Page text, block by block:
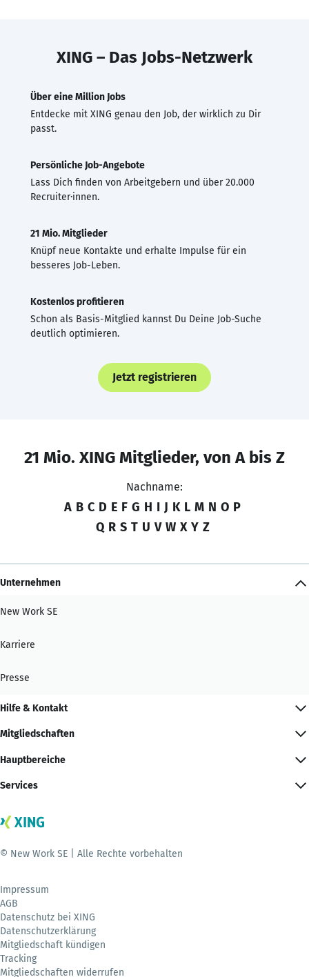
XING – Das Jobs-Netzwerk
Über eine Million Jobs
Entdecke mit XING genau den Job, der wirklich zu Dir
passt.
Persönliche Job-Angebote
Lass Dich finden von Arbeitgebern und über 20.000
Recruiter·innen.
21 Mio. Mitglieder
Knüpf neue Kontakte und erhalte Impulse für ein
besseres Job-Leben.
Kostenlos profitieren
Schon als Basis-Mitglied kannst Du Deine Job-Suche
deutlich optimieren.
Jetzt registrieren
21 Mio. XING Mitglieder, von A bis Z
Nachname:
A B C D E F G H I J K L M N O P
Q R S T U V W X Y Z
Unternehmen
New Work SE
Karriere
Presse
Hilfe & Kontakt
Mitgliedschaften
Hauptbereiche
Services
© New Work SE | Alle Rechte vorbehalten
Impressum
AGB
Datenschutz bei XING
Datenschutzerklärung
Mitgliedschaft kündigen
Tracking
Mitgliedschaften widerrufen